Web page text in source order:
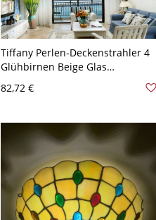
Tiffany Perlen-Deckenstrahler 4
Glühbirnen Beige Glas
Deckenleuchte für Wohnzimmer,
12" B
82,72 €